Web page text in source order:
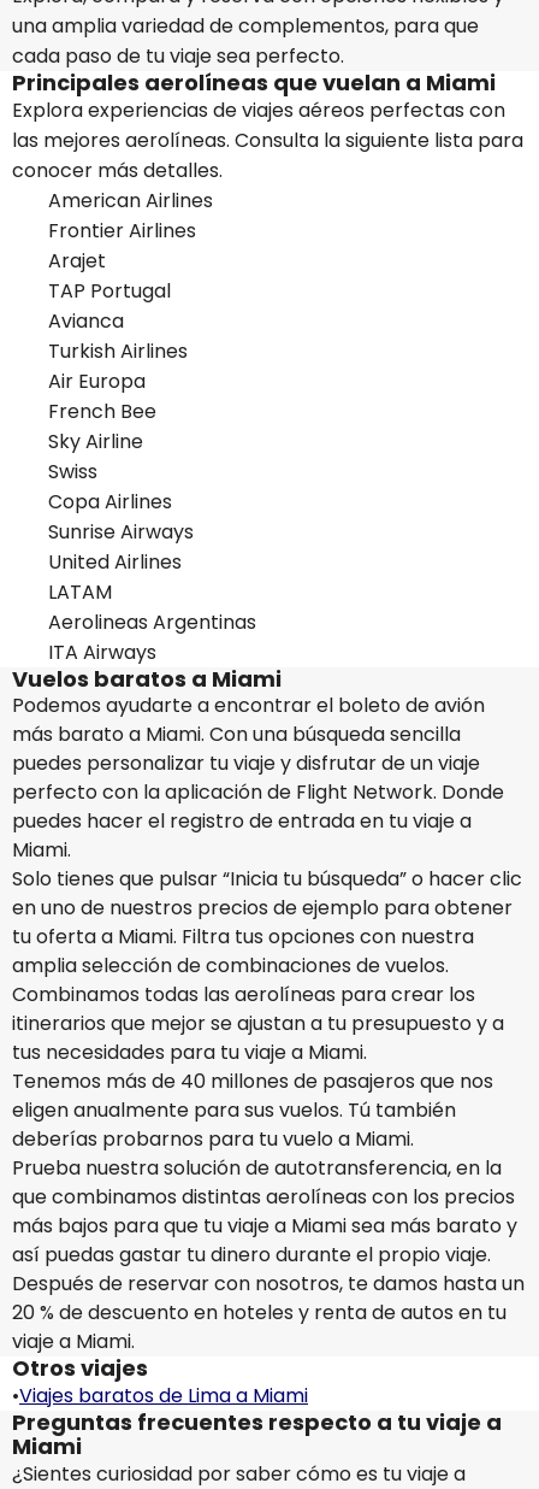
una amplia variedad de complementos, para que
cada paso de tu viaje sea perfecto.
Principales aerolíneas que vuelan a Miami
Explora experiencias de viajes aéreos perfectas con
las mejores aerolíneas. Consulta la siguiente lista para
conocer más detalles.
American Airlines
Frontier Airlines
Arajet
TAP Portugal
Avianca
Turkish Airlines
Air Europa
French Bee
Sky Airline
Swiss
Copa Airlines
Sunrise Airways
United Airlines
LATAM
Aerolineas Argentinas
ITA Airways
Vuelos baratos a Miami
Podemos ayudarte a encontrar el boleto de avión
más barato a Miami. Con una búsqueda sencilla
puedes personalizar tu viaje y disfrutar de un viaje
perfecto con la aplicación de Flight Network. Donde
puedes hacer el registro de entrada en tu viaje a
Miami.
Solo tienes que pulsar “Inicia tu búsqueda” o hacer clic
en uno de nuestros precios de ejemplo para obtener
tu oferta a Miami. Filtra tus opciones con nuestra
amplia selección de combinaciones de vuelos.
Combinamos todas las aerolíneas para crear los
itinerarios que mejor se ajustan a tu presupuesto y a
tus necesidades para tu viaje a Miami.
Tenemos más de 40 millones de pasajeros que nos
eligen anualmente para sus vuelos. Tú también
deberías probarnos para tu vuelo a Miami.
Prueba nuestra solución de autotransferencia, en la
que combinamos distintas aerolíneas con los precios
más bajos para que tu viaje a Miami sea más barato y
así puedas gastar tu dinero durante el propio viaje.
Después de reservar con nosotros, te damos hasta un
20 % de descuento en hoteles y renta de autos en tu
viaje a Miami.
Otros viajes
•Viajes baratos de Lima a Miami
Preguntas frecuentes respecto a tu viaje a
Miami
¿Sientes curiosidad por saber cómo es tu viaje a